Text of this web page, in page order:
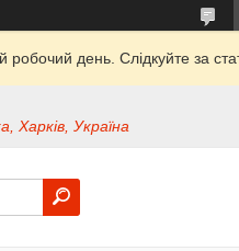
день. Слідкуйте за
Харків, Україна